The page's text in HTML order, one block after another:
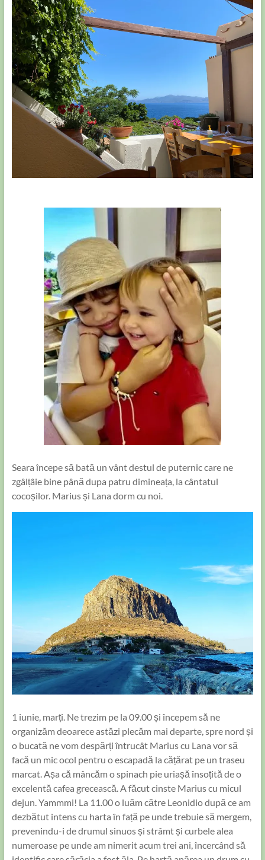
Seara începe să bată un vânt destul de puternic care ne
zgâlțâie bine până dupa patru dimineața, la cântatul
cocoșilor. Marius și Lana dorm cu noi.
1 iunie, marți. Ne trezim pe la 09.00 și începem să ne
organizăm deoarece astăzi plecăm mai departe, spre nord și
o bucată ne vom despărți întrucât Marius cu Lana vor să
facă un mic ocol pentru o escapadă la cățărat pe un traseu
marcat. Așa că mâncăm o spinach pie uriașă însoțită de o
excelentă cafea grecească. A făcut cinste Marius cu micul
dejun. Yammmi! La 11.00 o luăm către Leonidio după ce am
dezbătut intens cu harta în față pe unde trebuie să mergem,
prevenindu-i de drumul sinuos și strâmt și curbele alea
numeroase pe unde am nimerit acum trei ani, încercând să